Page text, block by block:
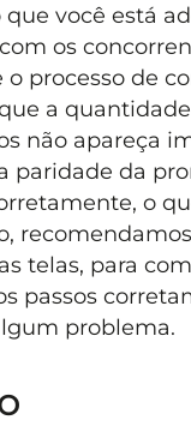
você está
os
o processo de
a
não apareça
paridade da
o
telas, para
passos
problema.